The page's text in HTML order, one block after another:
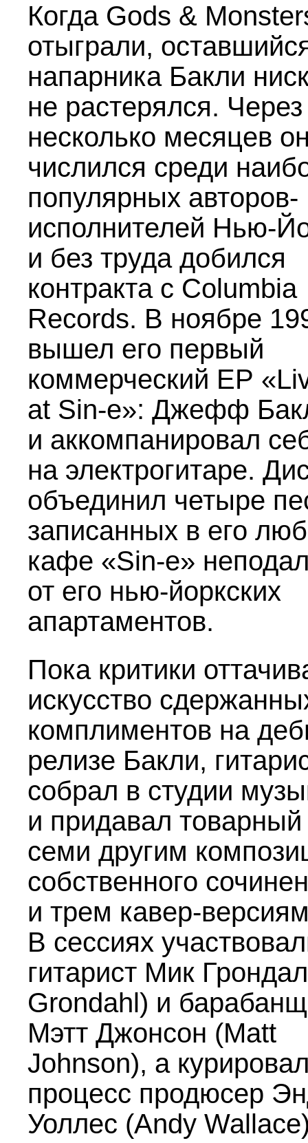
Когда Gods &
отыграли,
напарника Бакли
не растерялся. Через
несколько месяцев
числился среди
популярных авторов-
исполнителей Нью-
и без труда добился
контракта с Columbia
Records. В ноябре
вышел его первый
коммерческий ЕР
at Sin-e»: Джефф
и аккомпанировал
на электрогитаре.
объединил четыре
записанных в его
кафе «Sin-e»
от его нью-йоркских
апартаментов.
Пока критики
искусство
комплиментов на
релизе Бакли,
собрал в студии
и придавал
семи другим
собственного
и трем кавер-
В сессиях
гитарист Мик
Grondahl) и
Мэтт Джонсон (Matt
Johnson), а
процесс продюсер
Уоллес (Andy